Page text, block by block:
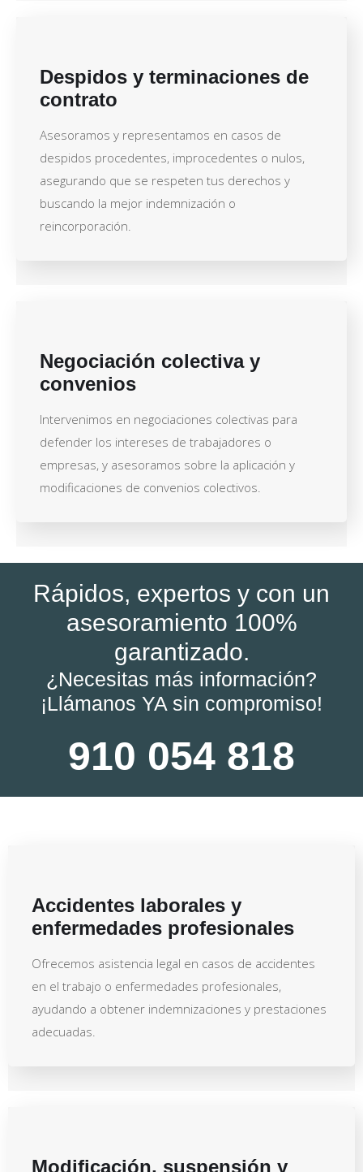
Despidos y terminaciones de
contrato
Asesoramos y representamos en casos de
despidos procedentes, improcedentes o nulos,
asegurando que se respeten tus derechos y
buscando la mejor indemnización o
reincorporación.
Negociación colectiva y
convenios
Intervenimos en negociaciones colectivas para
defender los intereses de trabajadores o
empresas, y asesoramos sobre la aplicación y
modificaciones de convenios colectivos.
Rápidos, expertos y con un
asesoramiento 100%
garantizado.
¿Necesitas más información?
¡Llámanos YA sin compromiso!
910 054 818
Accidentes laborales y
enfermedades profesionales
Ofrecemos asistencia legal en casos de accidentes
en el trabajo o enfermedades profesionales,
ayudando a obtener indemnizaciones y prestaciones
adecuadas.
Modificación, suspensión y